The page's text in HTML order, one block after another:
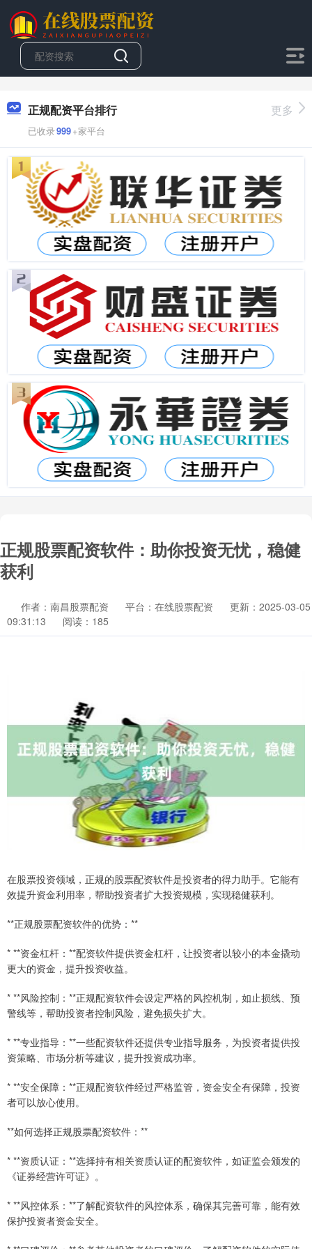
正规配资平台排行
已收录999+家平台
更多
正规股票配资软件：助你投资无忧，稳健
获利
作者：南昌股票配资 平台：在线股票配资
更新：2025-03-05
09:31:13
阅读：185
在股票投资领域，正规的股票配资软件是投资者的得力助手。它能有
效提升资金利用率，帮助投资者扩大投资规模，实现稳健获利。
**正规股票配资软件的优势：**
* **资金杠杆：**配资软件提供资金杠杆，让投资者以较小的本金撬动
更大的资金，提升投资收益。
* **风险控制：**正规配资软件会设定严格的风控机制，如止损线、预
警线等，帮助投资者控制风险，避免损失扩大。
* **专业指导：**一些配资软件还提供专业指导服务，为投资者提供投
资策略、市场分析等建议，提升投资成功率。
* **安全保障：**正规配资软件经过严格监管，资金安全有保障，投资
者可以放心使用。
**如何选择正规股票配资软件：**
* **资质认证：**选择持有相关资质认证的配资软件，如证监会颁发的
《证券经营许可证》。
* **风控体系：**了解配资软件的风控体系，确保其完善可靠，能有效
保护投资者资金安全。